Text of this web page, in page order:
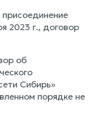
присоединение
2023 г., договор
об
Сибирь»
порядке не